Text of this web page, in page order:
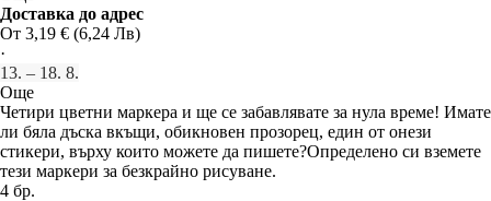
Доставка до адрес
От 3,19 € (6,24 Лв)
·
13. – 18. 8.
Още
Четири цветни маркера и ще се забавлявате за нула време! Имате
ли бяла дъска вкъщи, обикновен прозорец, един от онези
стикери, върху които можете да пишете?Определено си вземете
тези маркери за безкрайно рисуване.
4 бр.